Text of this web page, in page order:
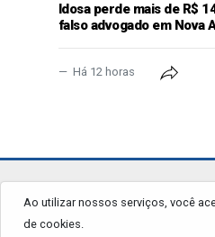
Idosa perde mais de R$
falso advogado em Nova
Há 12 horas
Ao utilizar nossos serviços, você
de cookies.